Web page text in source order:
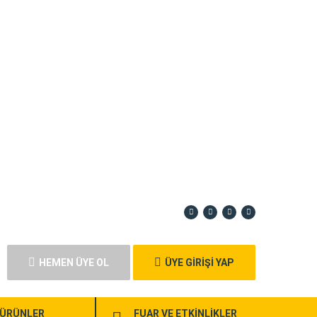
HEMEN ÜYE OL ÜYE GİRİŞİ YAP
ÜRÜNLER FUAR VE ETKİNLİKLER